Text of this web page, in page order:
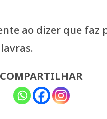
ao dizer que
COMPARTILHAR